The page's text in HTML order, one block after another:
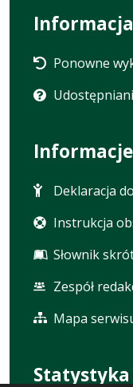
Ponowne
Deklaracja
Instrukcja
Słownik
Zespół
Mapa